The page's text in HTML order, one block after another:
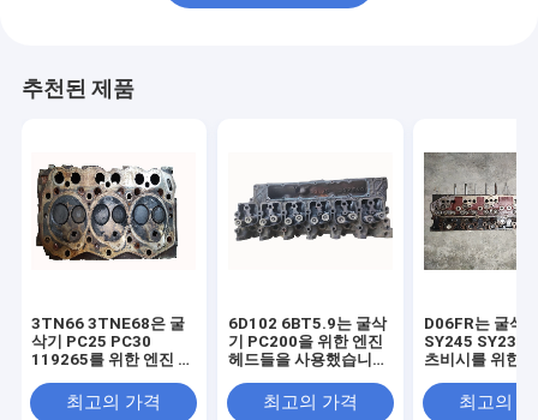
추천된 제품
3TN66 3TNE68은 굴
삭기 PC25 PC30
119265를 위한 엔진 헤
11700최고의 가격
6D102 6BT5.9는 굴삭
기 PC200을 위한 엔진
헤드들을 사용했습니다
3966454최고의 가격
D06FR는 굴삭
SY245 SY235
츠비시를 위한
최고의